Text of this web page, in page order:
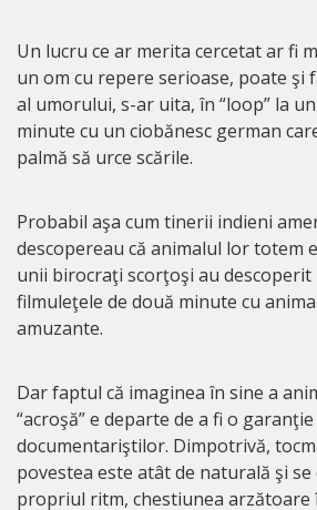
Un lucru ce ar merita cercetat ar fi
un om cu repere serioase, poate şi
al umorului, s-ar uita, în “loop” la
minute cu un ciobănesc german
palmă să urce scările.
Probabil aşa cum tinerii indieni
descopereau că animalul lor totem
unii birocraţi scorţoşi au
filmuleţele de două minute cu
amuzante.
Dar faptul că imaginea în sine a
“acroşă” e departe de a fi o
documentariştilor. Dimpotrivă,
povestea este atât de naturală şi
propriul ritm, chestiunea arzătoare